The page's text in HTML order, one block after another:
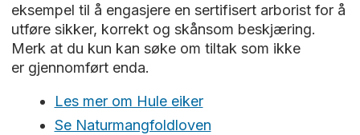
eksempel til å engasjere en sertifisert arborist for å
utføre sikker, korrekt og skånsom beskjæring.
Merk at du kun kan søke om tiltak som ikke
er gjennomført enda.
Les mer om Hule eiker
Se Naturmangfoldloven